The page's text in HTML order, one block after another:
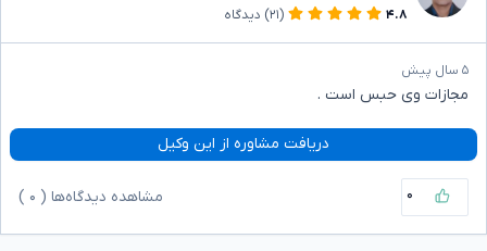
۴.۸
(۲۱) دیدگاه
۵ سال پیش
مجازات وی حبس است ‌.
دریافت مشاوره از این وکیل
۰ مشاهده دیدگاه‌ها ( ۰